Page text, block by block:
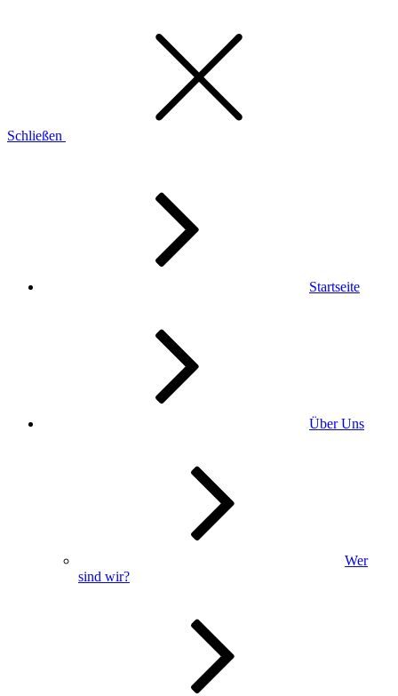
Schließen
Startseite
Über Uns
Wer
sind wir?